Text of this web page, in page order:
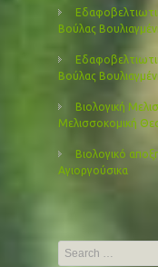
Βούλας
Βούλας
Βιολογική
Μελισσοκομική
Βιολογικό
Αγιοργούσικα
Search
for: